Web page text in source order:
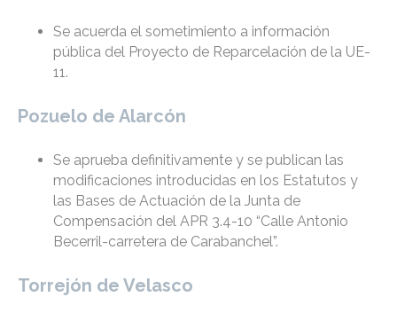
Se acuerda el sometimiento a información
pública del Proyecto de Reparcelación de la UE-
11.
Pozuelo de Alarcón
Se aprueba definitivamente y se publican las
modificaciones introducidas en los Estatutos y
las Bases de Actuación de la Junta de
Compensación del APR 3.4-10 “Calle Antonio
Becerril-carretera de Carabanchel”.
Torrejón de Velasco